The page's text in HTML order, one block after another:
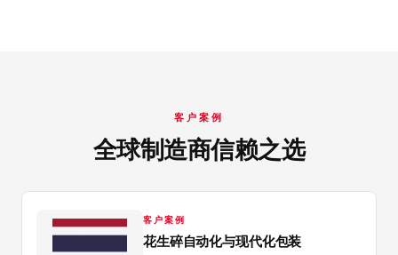
客户案例
全球制造商信赖之选
客户案例
花生碎自动化与现代化包装